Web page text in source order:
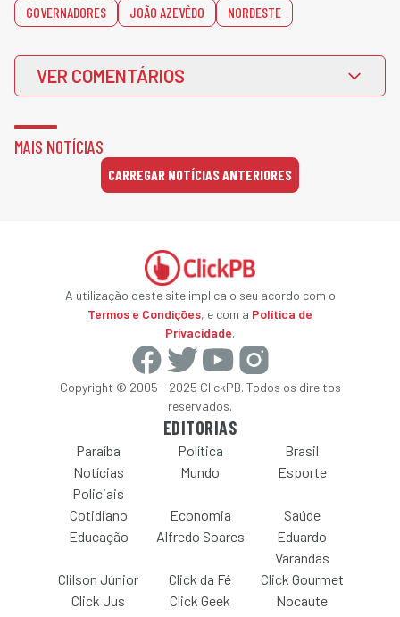
GOVERNADORES JOÃO AZEVÊDO NORDESTE
VER COMENTÁRIOS
MAIS NOTÍCIAS
CARREGAR NOTÍCIAS ANTERIORES
A utilização deste site implica o seu acordo com o
Termos e Condições, e com a Política de
Privacidade.
Copyright © 2005 - 2025 ClickPB. Todos os direitos
reservados.
EDITORIAS
Paraíba Política
Brasil
Notícias
Policiais
Mundo Esporte
Cotidiano Economia
Saúde
Educação
Alfredo Soares
Eduardo
Varandas
Clilson Júnior
Click da Fé
Click Gourmet
Click Jus
Click Geek Nocaute